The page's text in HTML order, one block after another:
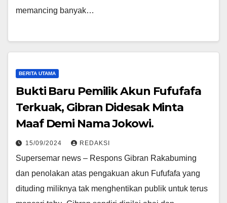
memancing banyak…
BERITA UTAMA
Bukti Baru Pemilik Akun Fufufafa
Terkuak, Gibran Didesak Minta
Maaf Demi Nama Jokowi.
15/09/2024 REDAKSI
Supersemar news – Respons Gibran Rakabuming
dan penolakan atas pengakuan akun Fufufafa yang
dituding miliknya tak menghentikan publik untuk terus